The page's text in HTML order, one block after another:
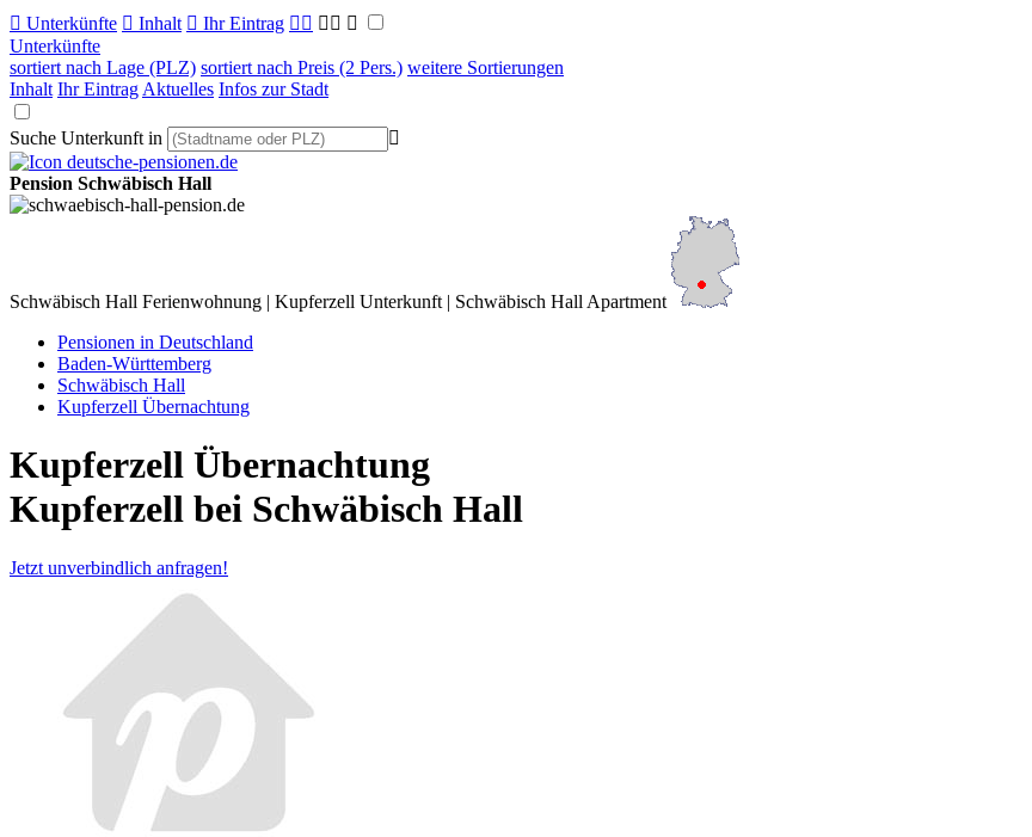
 Unterkünfte  Inhalt  Ihr Eintrag   
Unterkünfte
sortiert nach Lage (PLZ) sortiert nach Preis (2 Pers.) weitere Sortierungen
Inhalt Ihr Eintrag Aktuelles Infos zur Stadt
Suche Unterkunft in 
Pension Schwäbisch Hall
Schwäbisch Hall Ferienwohnung | Kupferzell Unterkunft | Schwäbisch Hall Apartment
Pensionen in Deutschland
Baden-Württemberg
Schwäbisch Hall
Kupferzell Übernachtung
Kupferzell Übernachtung
Kupferzell bei Schwäbisch Hall
Jetzt unverbindlich anfragen!